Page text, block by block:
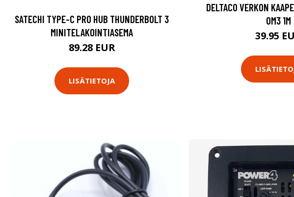
SATECHI TYPE-C PRO HUB THUNDERBOLT 3
MINITELAKOINTIASEMA
89.28 EUR
LISÄTIETOJA
DELTACO VERKON
OM3 1M
39.95